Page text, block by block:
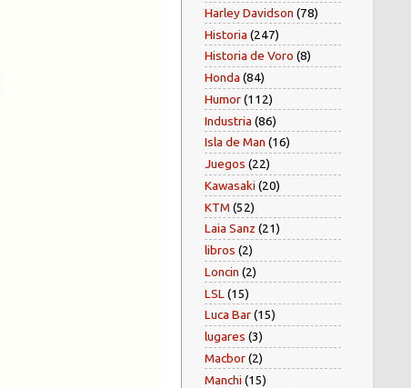
Harley Davidson (78)
Historia (247)
Historia de Voro (8)
Honda (84)
Humor(112)
Industria (86)
Isla de Man (16)
Juegos (22)
Kawasaki (20)
KTM (52)
Laia Sanz (21)
libros (2)
Loncin (2)
LSL (15)
Luca Bar(15)
lugares (3)
Macbor(2)
Manchi (15)